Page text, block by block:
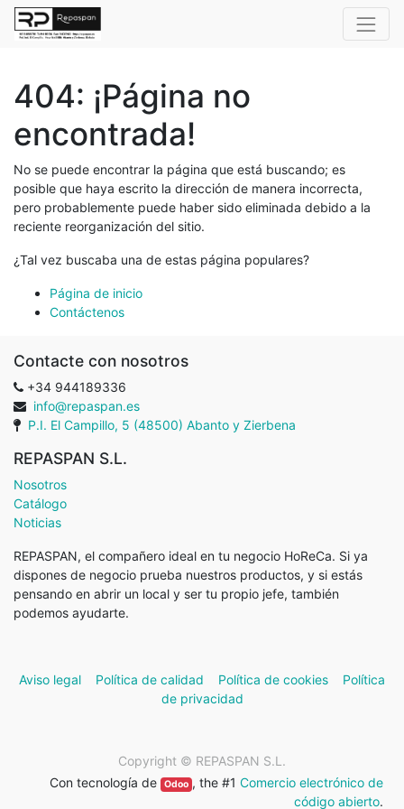
404: ¡Página no
encontrada!
No se puede encontrar la página que está buscando; es
posible que haya escrito la dirección de manera incorrecta,
pero probablemente puede haber sido eliminada debido a la
reciente reorganización del sitio.
¿Tal vez buscaba una de estas página populares?
Página de inicio
Contáctenos
Contacte con nosotros
+34 944189336
info@repaspan.es
P.I. El Campillo, 5 (48500) Abanto y Zierbena
REPASPAN S.L.
Nosotros
Catálogo
Noticias
REPASPAN, el compañero ideal en tu negocio HoReCa. Si ya
dispones de negocio prueba nuestros productos, y si estás
pensando en abrir un local y ser tu propio jefe, también
podemos ayudarte.
Aviso legal Política de calidad Política de cookies
Política
de privacidad
Copyright © REPASPAN S.L.
Con tecnología de
Odoo , the #1 Comercio electrónico de
código abierto.